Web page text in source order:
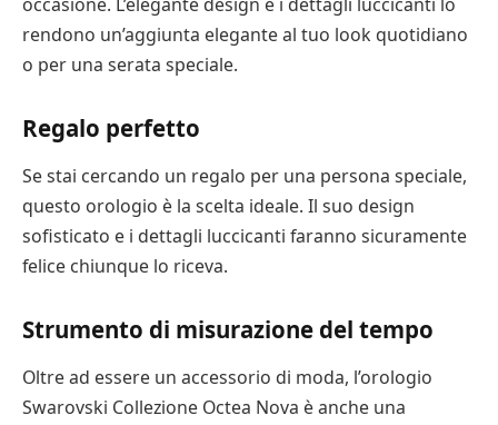
rendono un’aggiunta elegante al tuo look quotidiano
o per una serata speciale.
Regalo perfetto
Se stai cercando un regalo per una persona speciale,
questo orologio è la scelta ideale. Il suo design
sofisticato e i dettagli luccicanti faranno sicuramente
felice chiunque lo riceva.
Strumento di misurazione del tempo
Oltre ad essere un accessorio di moda, l’orologio
Swarovski Collezione Octea Nova è anche una